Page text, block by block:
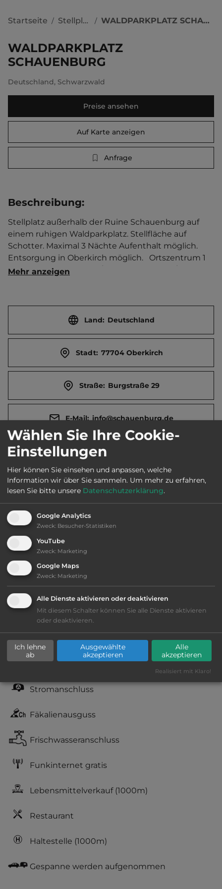
Startseite / Stellplätze / WALDPARKPLATZ SCHAUENBURG
WALDPARKPLATZ
SCHAUENBURG
Deutschland, Schwarzwald
Preise ansehen
Auf Karte anzeigen
Anfrage
Beschreibung:
Stellplatz außerhalb der Ruine Schauenburg auf
einem ruhigen Waldparkplatz. Stellfläche auf
Schotter. Maximal 3 Nächte Aufenthalt möglich.
Entsorgung in Oberkirch möglich.   Ortszentrum 1
km entfernt. Touristen-/Dauerstellplätze 6/0.
Mehr anzeigen
Land: Deutschland
Stadt: 77704 Oberkirch
Straße: Burgstraße 29
E-Mail: info@schauenburg.de
Webseite: www.schauenburg.de
Öffnungszeiten: Ganzjährig geöffnet
Telefon:
Ausstattung:
bis 10,- Euro
Lage: schön
Geräuschkulisse: überwiegend ruhig
kiesig, harter Grund
Stromanschluss
Fäkalienausguss
Frischwasseranschluss
Funkinternet gratis
Lebensmittelverkauf(1000m)
Restaurant
Haltestelle (1000m)
Gespanne werden aufgenommen
Wählen Sie Ihre Cookie-
Einstellungen
Hier können Sie einsehen und anpassen, welche
Information wir über Sie sammeln. Um mehr zu erfahren,
lesen Sie bitte unsere Datenschutzerklärung.
Google Analytics
Zweck: Besucher-Statistiken
YouTube
Zweck: Marketing
Google Maps
Zweck: Marketing
Alle Dienste aktivieren oder deaktivieren
Mit diesem Schalter können Sie alle Dienste aktivieren
oder deaktivieren.
Ich lehne
ab
Ausgewählte
akzeptieren
Alle
akzeptieren
Realisiert mit Klaro!